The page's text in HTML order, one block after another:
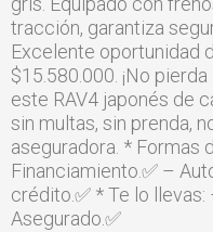
tracción, garantiza
Excelente oportunidad
$15.580.000. ¡No
este RAV4 japonés de
sin multas, sin prenda,
aseguradora. * Formas
Financiamiento.✅ –
crédito.✅ * Te lo llevas:
Asegurado.✅